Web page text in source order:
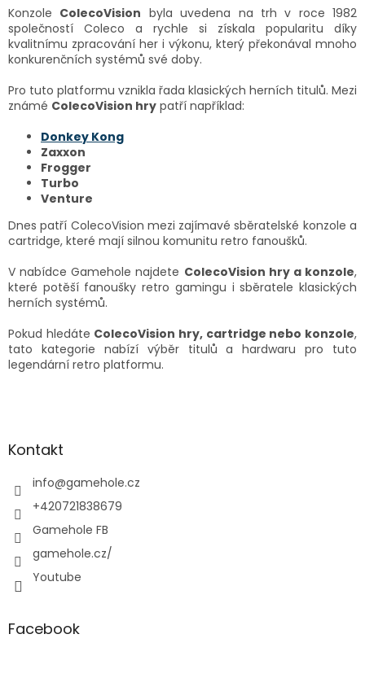
l
á
d
a
í
p
i
s
Konzole ColecoVision byla uvedena na trh v roce 1982
společností Coleco a rychle si získala popularitu díky
kvalitnímu zpracování her i výkonu, který překonával mnoho
konkurenčních systémů své doby.
Pro tuto platformu vznikla řada klasických herních titulů. Mezi
známé ColecoVision hry patří například:
Donkey Kong
Zaxxon
Frogger
Turbo
Venture
Dnes patří ColecoVision mezi zajímavé sběratelské konzole a
cartridge, které mají silnou komunitu retro fanoušků.
V nabídce Gamehole najdete ColecoVision hry a konzole,
které potěší fanoušky retro gamingu i sběratele klasických
herních systémů.
Pokud hledáte ColecoVision hry, cartridge nebo konzole,
tato kategorie nabízí výběr titulů a hardwaru pro tuto
legendární retro platformu.
aKontakt
info@gamehole.cz
+420721838679
Gamehole FB
gamehole.cz/
Youtube
Facebook